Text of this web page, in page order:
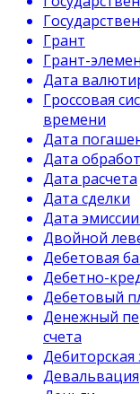
Грант
Грант-
Дата
Гроссовая
времени
Дата
Дата
Дата расчета
Дата сделки
Дата
Двойной
Дебетовая
Дебетно-
Дебетовый
Денежный
счета
Девальвация